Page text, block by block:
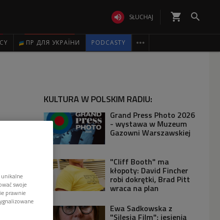
 SŁUCHAJ shopping_cart 
ПР ДЛЯ УКРАЇНИ PODCASTY 
KULTURA W POLSKIM RADIU:
Grand Press Photo 2026
- wystawa w Muzeum
Gazowni Warszawskiej
"Cliff Booth" ma
kłopoty: David Fincher
robi dokrętki, Brad Pitt
wraca na plan
Ewa Sadkowska z
"Silesia Film": jesienią
swoje
prawnie